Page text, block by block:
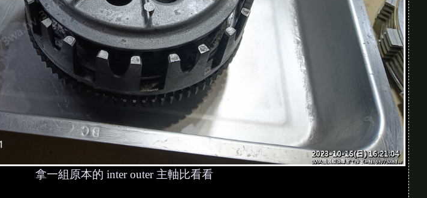
拿一組原本的 inter outer 主軸比看看